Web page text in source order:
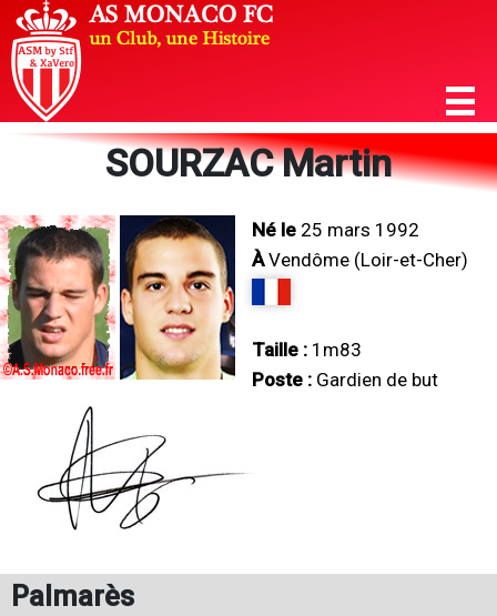
SOURZAC Martin
Né le 25 mars 1992
ÀVendôme (Loir-et-Cher)
Taille : 1m83
Poste : Gardien de but
Palmarès